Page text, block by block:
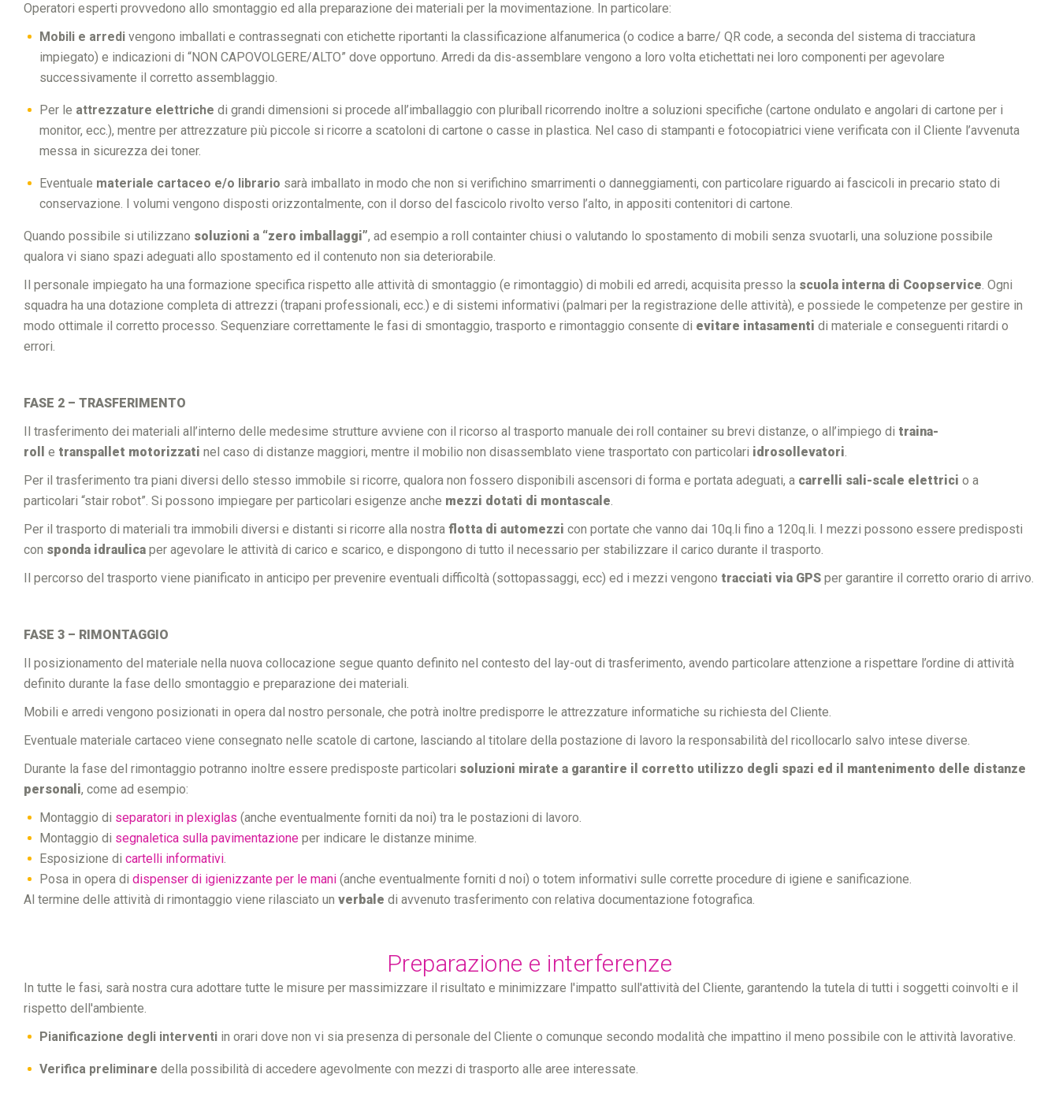
Operatori esperti provvedono allo smontaggio ed alla preparazione dei materiali per la movimentazione. In particolare:
Mobili e arredi vengono imballati e contrassegnati con etichette riportanti la classificazione alfanumerica (o codice a barre/ QR code, a seconda del sistema di tracciatura
impiegato) e indicazioni di “NON CAPOVOLGERE/ALTO” dove opportuno. Arredi da dis-assemblare vengono a loro volta etichettati nei loro componenti per agevolare
successivamente il corretto assemblaggio.
Per le attrezzature elettriche di grandi dimensioni si procede all’imballaggio con pluriball ricorrendo inoltre a soluzioni specifiche (cartone ondulato e angolari di cartone per i
monitor, ecc.), mentre per attrezzature più piccole si ricorre a scatoloni di cartone o casse in plastica. Nel caso di stampanti e fotocopiatrici viene verificata con il Cliente l’avvenuta
messa in sicurezza dei toner.
Eventuale materiale cartaceo e/o librario sarà imballato in modo che non si verifichino smarrimenti o danneggiamenti, con particolare riguardo ai fascicoli in precario stato di
conservazione. I volumi vengono disposti orizzontalmente, con il dorso del fascicolo rivolto verso l’alto, in appositi contenitori di cartone.
Quando possibile si utilizzano soluzioni a “zero imballaggi”, ad esempio a roll containter chiusi o valutando lo spostamento di mobili senza svuotarli, una soluzione possibile
qualora vi siano spazi adeguati allo spostamento ed il contenuto non sia deteriorabile.
Il personale impiegato ha una formazione specifica rispetto alle attività di smontaggio (e rimontaggio) di mobili ed arredi, acquisita presso la scuola interna di Coopservice. Ogni
squadra ha una dotazione completa di attrezzi (trapani professionali, ecc.) e di sistemi informativi (palmari per la registrazione delle attività), e possiede le competenze per gestire in
modo ottimale il corretto processo. Sequenziare correttamente le fasi di smontaggio, trasporto e rimontaggio consente di evitare intasamenti di materiale e conseguenti ritardi o
errori.
FASE 2 – TRASFERIMENTO
Il trasferimento dei materiali all’interno delle medesime strutture avviene con il ricorso al trasporto manuale dei roll container su brevi distanze, o all’impiego di traina-
roll
e transpallet motorizzati nel caso di distanze maggiori, mentre il mobilio non disassemblato viene trasportato con particolari idrosollevatori.
Per il trasferimento tra piani diversi dello stesso immobile si ricorre, qualora non fossero disponibili ascensori di forma e portata adeguati, a carrelli sali-scale elettrici o a
particolari “stair robot”. Si possono impiegare per particolari esigenze anche mezzi dotati di montascale.
Per il trasporto di materiali tra immobili diversi e distanti si ricorre alla nostra flotta di automezzi con portate che vanno dai 10q.li fino a 120q.li. I mezzi possono essere predisposti
con sponda idraulica per agevolare le attività di carico e scarico, e dispongono di tutto il necessario per stabilizzare il carico durante il trasporto.
Il percorso del trasporto viene pianificato in anticipo per prevenire eventuali difficoltà (sottopassaggi, ecc) ed i mezzi vengono tracciati via GPS per garantire il corretto orario di arrivo.
FASE 3 – RIMONTAGGIO
Il posizionamento del materiale nella nuova collocazione segue quanto definito nel contesto del lay-out di trasferimento, avendo particolare attenzione a rispettare l’ordine di attività
definito durante la fase dello smontaggio e preparazione dei materiali.
Mobili e arredi vengono posizionati in opera dal nostro personale, che potrà inoltre predisporre le attrezzature informatiche su richiesta del Cliente.
Eventuale materiale cartaceo viene consegnato nelle scatole di cartone, lasciando al titolare della postazione di lavoro la responsabilità del ricollocarlo salvo intese diverse.
Durante la fase del rimontaggio potranno inoltre essere predisposte particolari soluzioni mirate a garantire il corretto utilizzo degli spazi ed il mantenimento delle distanze
personali, come ad esempio:
Montaggio di separatori in plexiglas (anche eventualmente forniti da noi) tra le postazioni di lavoro.
Montaggio di segnaletica sulla pavimentazione per indicare le distanze minime.
Esposizione di cartelli informativi.
Posa in opera di dispenser di igienizzante per le mani (anche eventualmente forniti d noi) o totem informativi sulle corrette procedure di igiene e sanificazione.
Al termine delle attività di rimontaggio viene rilasciato un verbale di avvenuto trasferimento con relativa documentazione fotografica.
Preparazione e interferenze
In tutte le fasi, sarà nostra cura adottare tutte le misure per massimizzare il risultato e minimizzare l'impatto sull'attività del Cliente, garantendo la tutela di tutti i soggetti coinvolti e il
rispetto dell'ambiente.
Pianificazione degli interventi in orari dove non vi sia presenza di personale del Cliente o comunque secondo modalità che impattino il meno possibile con le attività lavorative.
Verifica preliminare della possibilità di accedere agevolmente con mezzi di trasporto alle aree interessate.